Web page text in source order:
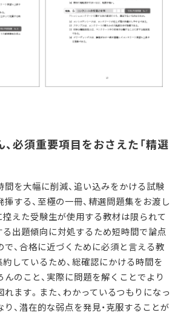
必須重要項目をおさえた「精選
を大幅に削減、追い込みをかける試験
する、至極の一冊、精選問題集をお渡し
控えた受験生が使用する教材は限られて
出題傾向に対処するため短時間で論点
、合格に近づくために必須と言える教
しているため、総確認にかける時間を
のこと、実際に問題を解くことでより
ます。また、わかっているつもりになっ
、潜在的な弱点を発見・克服することが